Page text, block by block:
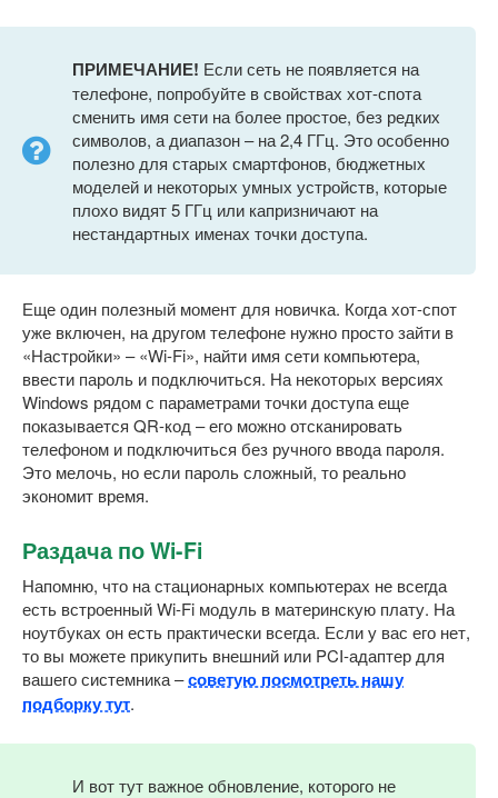
ПРИМЕЧАНИЕ! Если сеть не появляется на
телефоне, попробуйте в свойствах хот-спота
сменить имя сети на более простое, без редких
символов, а диапазон – на 2,4 ГГц. Это особенно
полезно для старых смартфонов, бюджетных
моделей и некоторых умных устройств, которые
плохо видят 5 ГГц или капризничают на
нестандартных именах точки доступа.
Еще один полезный момент для новичка. Когда хот-спот
уже включен, на другом телефоне нужно просто зайти в
«Настройки» – «Wi-Fi», найти имя сети компьютера,
ввести пароль и подключиться. На некоторых версиях
Windows рядом с параметрами точки доступа еще
показывается QR-код – его можно отсканировать
телефоном и подключиться без ручного ввода пароля.
Это мелочь, но если пароль сложный, то реально
экономит время.
Раздача по Wi-Fi
Напомню, что на стационарных компьютерах не всегда
есть встроенный Wi-Fi модуль в материнскую плату. На
ноутбуках он есть практически всегда. Если у вас его нет,
то вы можете прикупить внешний или PCI-адаптер для
вашего системника –советую посмотреть нашу
подборку тут.
И вот тут важное обновление, которого не